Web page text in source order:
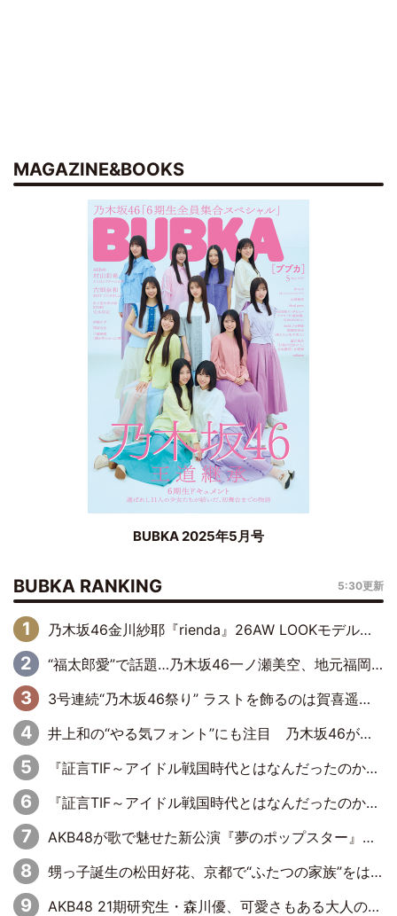
MAGAZINE&BOOKS
BUBKA 2025年5月号
BUBKA RANKING 5:30更新
乃木坂46金川紗耶『rienda』26AW LOOKモデルに就任
“福太郎愛”で話題…乃木坂46一ノ瀬美空、地元福岡『めんべい25周年トップサポーター』に就任
3号連続“乃木坂46祭り” ラストを飾るのは賀喜遥香…5年ぶりの登場に「5年分大人になった私を見ていただけたら」
井上和の“やる気フォント”にも注目 乃木坂46が挑んだ書道パフォーマンスの舞台裏
『証言TIF～アイドル戦国時代とはなんだったのか～』第6回：でんぱ組.inc・古川未鈴×相沢梨紗「『ハロプロやりたかったな』って言ったら、夢眠ねむさんに『てめえはでんぱ組．incなんだよ！』って肩パンされて(笑)」
『証言TIF～アイドル戦国時代とはなんだったのか～』第11回：私立恵比寿中学・真山りか×安本彩花「TIFで10年ぶりのキョンシーメイクをしたら、場を完全に引かせてしまって。時代が変わったんだなって」
AKB48が歌で魅せた新公演『夢のポップスター』 初日から全身全霊のステージ
甥っ子誕生の松田好花、京都で“ふたつの家族”をはしご！ “母”黒谷友香に見送られ、“父”松岡昌宏とはハシゴ酒
AKB48 21期研究生・森川優、可愛さもある大人の女性に